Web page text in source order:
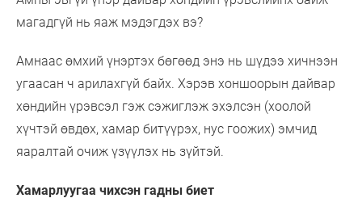
магадгүй нь яаж мэдэгдэх вэ?
Амнаас өмхий үнэртэх бөгөөд энэ нь шүдээ хичнээн
угаасан ч арилахгүй байх. Хэрэв хоншоорын дайвар
хөндийн үрэвсэл гэж сэжиглэж эхэлсэн (хоолой
хүчтэй өвдөх, хамар битүүрэх, нус гоожих) эмчид
яаралтай очиж үзүүлэх нь зүйтэй.
Хамарлуугаа чихсэн гадны биет